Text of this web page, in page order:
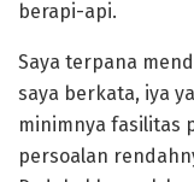
berapi-api.
Saya terpana
saya berkata, iya
minimnya fasilitas
persoalan